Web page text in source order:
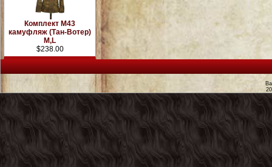
Комплект М43
камуфляж (Тан-Вотер)
M,L
$238.00